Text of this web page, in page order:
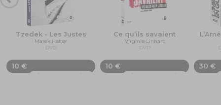
Tzedek - Les Justes
Marek Halter
DVD
10 €
Ajouter au panier
Ce qu’ils savaient
Virginie Linhart
DVD
10 €
Ajouter au panier
30 €